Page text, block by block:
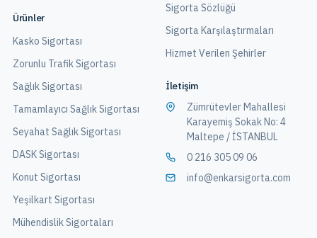
Ürünler
Kasko Sigortası
Zorunlu Trafik Sigortası
Sağlık Sigortası
Tamamlayıcı Sağlık Sigortası
Seyahat Sağlık Sigortası
DASK Sigortası
Konut Sigortası
Yeşilkart Sigortası
Mühendislik Sigortaları
Sigorta Sözlüğü
Sigorta Karşılaştırmaları
Hizmet Verilen Şehirler
İletişim
Zümrütevler Mahallesi
Karayemiş Sokak No: 4
Maltepe / İSTANBUL
0 216 305 09 06
info@enkarsigorta.com